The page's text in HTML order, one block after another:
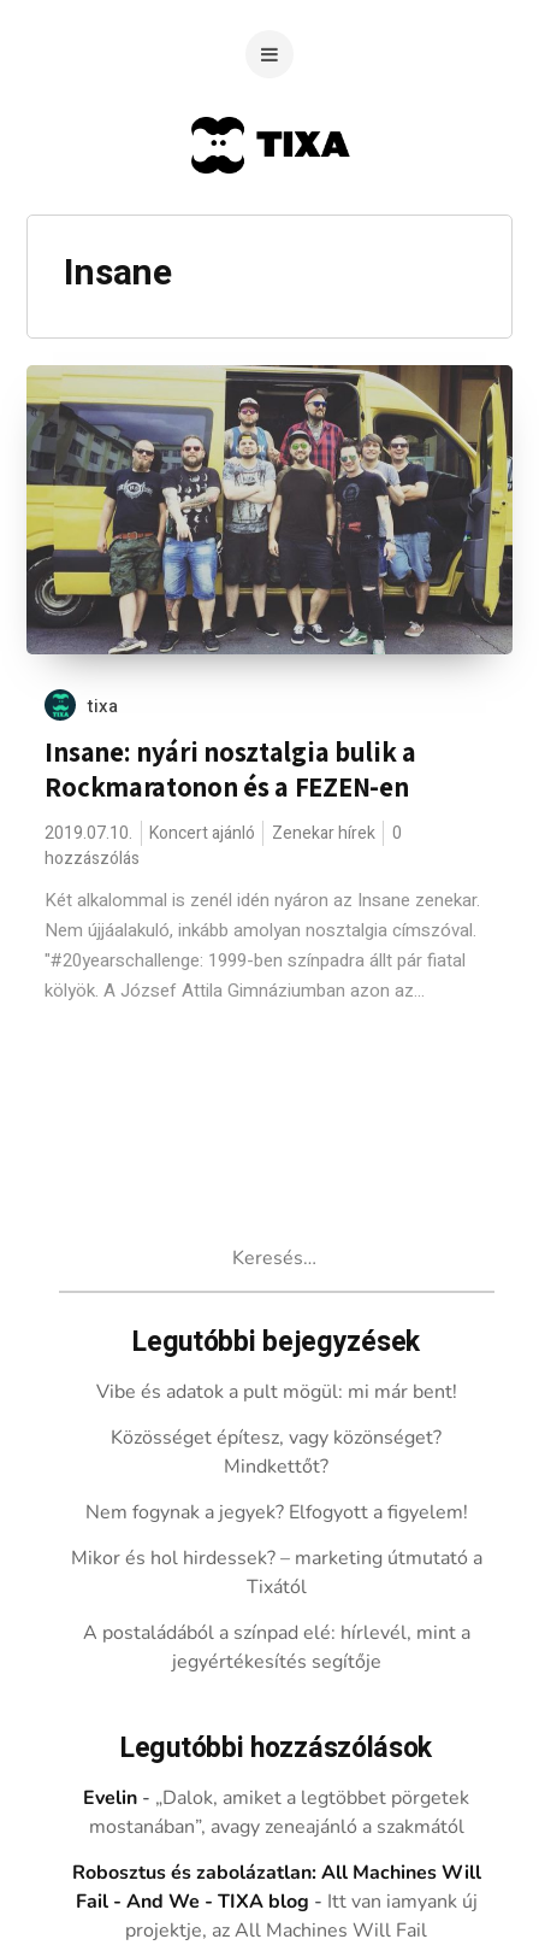
Insane
tixa
Insane: nyári nosztalgia bulik a
Rockmaratonon és a FEZEN-en
2019.07.10. Koncert ajánló Zenekar hírek
0
hozzászólás
Két alkalommal is zenél idén nyáron az Insane zenekar.
Nem újjáalakuló, inkább amolyan nosztalgia címszóval.
"#20yearschallenge: 1999-ben színpadra állt pár fiatal
kölyök. A József Attila Gimnáziumban azon az...
Legutóbbi bejegyzések
Vibe és adatok a pult mögül: mi már bent!
Közösséget építesz, vagy közönséget?
Mindkettőt?
Nem fogynak a jegyek? Elfogyott a figyelem!
Mikor és hol hirdessek? – marketing útmutató a
Tixától
A postaládából a színpad elé: hírlevél, mint a
jegyértékesítés segítője
Legutóbbi hozzászólások
Evelin - „Dalok, amiket a legtöbbet pörgetek
mostanában”, avagy zeneajánló a szakmától
Robosztus és zabolázatlan: All Machines Will
Fail - And We - TIXA blog - Itt van iamyank új
projektje, az All Machines Will Fail